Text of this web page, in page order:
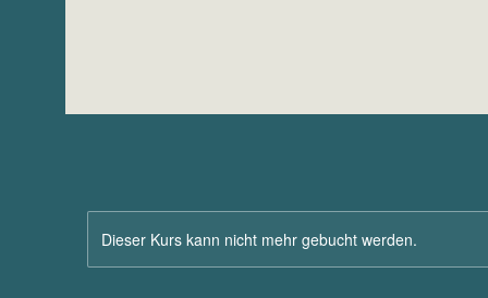
Dieser Kurs kann nicht mehr gebucht werden.